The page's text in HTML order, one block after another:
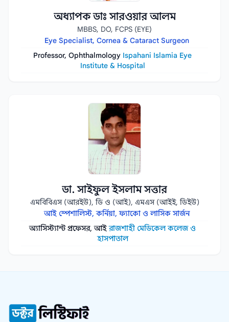
অধ্যাপক ডাঃ সারওয়ার আলম
MBBS, DO, FCPS (EYE)
Eye Specialist, Cornea & Cataract Surgeon
Professor, Ophthalmology Ispahani Islamia Eye
Institute & Hospital
ডা. সাইফুল ইসলাম সত্তার
এমবিবিএস (আরইউ), ডি ও (আই), এমএস (আইই, ডিইউ)
আই স্পেশালিস্ট, কর্নিয়া, ফ্যাকো ও লাসিক সার্জন
অ্যাসিস্ট্যান্ট প্রফেসর, আইরাজশাহী মেডিকেল কলেজ ও
হাসপাতাল